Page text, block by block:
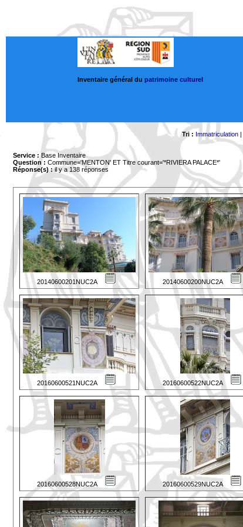
Inventaire général du patrimoine culturel
Tri : Immatriculation|
Service : Base Inventaire
Question : Commune='MENTON' ET Titre courant='*RIVIERA PALACE*'
Réponse(s) :il y a 138 réponses
20140600201NUC2A 20140600200NUC2A
20160600521NUC2A 20160600522NUC2A
20160600528NUC2A 20160600529NUC2A